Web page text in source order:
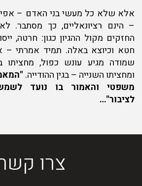
אלא שלא כל מעשי בני האדם –
– הינם רציונאליים, כך מסתבר.
החזקים מקול ההגיון כגון: חרטה,
חטא וכיוצא באלה. תמיד אמרתי –
שמודה מגיע עונש כפול, מחציתו
ומחציתו השנייה – בגין ההודייה.
משפטי והאמור בו נועד
לציבור"…
צרו